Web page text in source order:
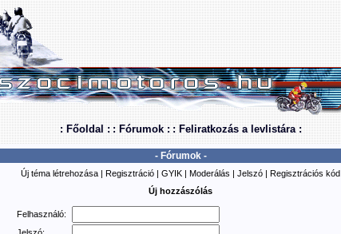
: Főoldal : : Fórumok : : Feliratkozás a levlistára :
- Fórumok -
Új téma létrehozása | Regisztráció | GYIK | Moderálás | Jelszó | Regisztrációs kód
Új hozzászólás
Felhasználó: